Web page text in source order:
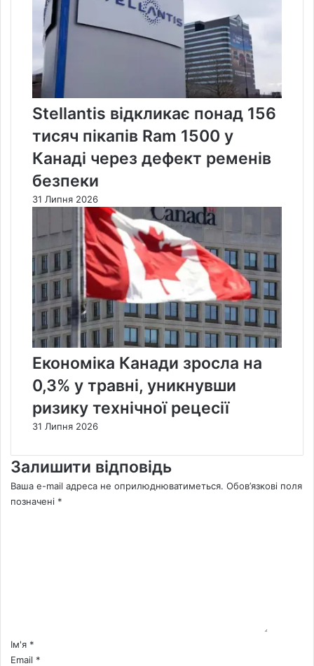
Stellantis відкликає понад 156
тисяч пікапів Ram 1500 у
Канаді через дефект ременів
безпеки
31 Липня 2026
Економіка Канади зросла на
0,3% у травні, уникнувши
ризику технічної рецесії
31 Липня 2026
Залишити відповідь
Ваша e-mail адреса не оприлюднюватиметься. Обов’язкові поля
позначені *
*Ім'я *
Email *